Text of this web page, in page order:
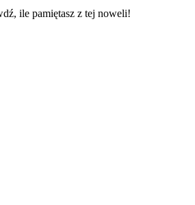
ile pamiętasz z tej noweli!